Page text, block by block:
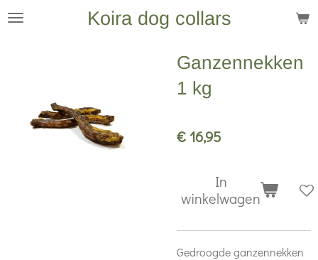
Ga
Koira dog collars
Ganzennekken
1 kg
€ 16,95
In
winkelwagen
Gedroogde ganzennekken